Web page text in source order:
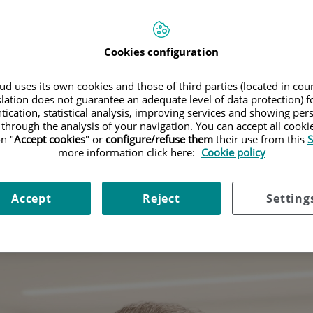
de trasplante capilar más demandada por los pacientes con alopecia
capilar más demandada
formados y con mucha experiencia en la
Y VENEREOLOGÍA
Cookies configuration
uses its own cookies and those of third parties (located in
does not guarantee an adequate level of data protection)
statistical analysis, improving services and showing
the analysis of your navigation. You can accept all
"Accept cookies" or configure/refuse themtheir use from this
more information click here: Cookie policy
Reject
Accept